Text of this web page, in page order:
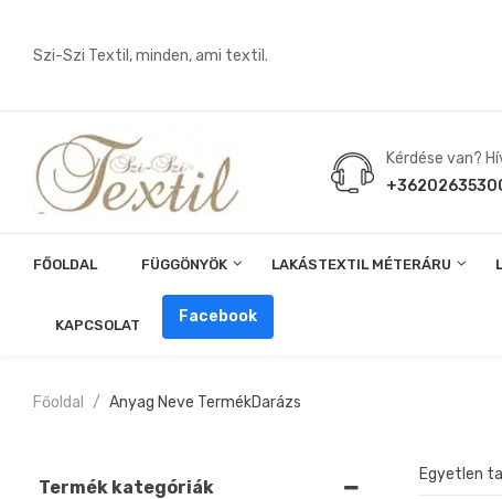
Szi-Szi Textil, minden, ami textil.
Kérdése van?
FŐOLDAL FÜGGÖNYÖK LAKÁSTEXTIL MÉTERÁRU
KAPCSOLAT Facebook
Főoldal Anyag Neve TermékDarázs
Egyetlen
Termék kategóriák